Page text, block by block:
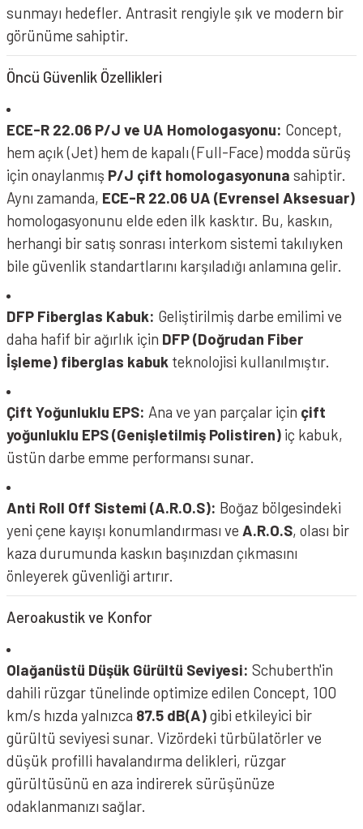
sunmayı hedefler. Antrasit rengiyle şık ve modern bir
görünüme sahiptir.
Öncü Güvenlik Özellikleri
ECE-R 22.06 P/J ve UA Homologasyonu: Concept,
hem açık (Jet) hem de kapalı (Full-Face) modda sürüş
için onaylanmış P/J çift homologasyonuna sahiptir.
Aynı zamanda, ECE-R 22.06 UA (Evrensel Aksesuar)
homologasyonunu elde eden ilk kasktır. Bu, kaskın,
herhangi bir satış sonrası interkom sistemi takılıyken
bile güvenlik standartlarını karşıladığı anlamına gelir.
DFP Fiberglas Kabuk: Geliştirilmiş darbe emilimi ve
daha hafif bir ağırlık için DFP (Doğrudan Fiber
İşleme) fiberglas kabuk teknolojisi kullanılmıştır.
Çift Yoğunluklu EPS: Ana ve yan parçalar için çift
yoğunluklu EPS (Genişletilmiş Polistiren) iç kabuk,
üstün darbe emme performansı sunar.
Anti Roll Off Sistemi (A.R.O.S): Boğaz bölgesindeki
yeni çene kayışı konumlandırması ve A.R.O.S, olası bir
kaza durumunda kaskın başınızdan çıkmasını
önleyerek güvenliği artırır.
Aeroakustik ve Konfor
Olağanüstü Düşük Gürültü Seviyesi: Schuberth'in
dahili rüzgar tünelinde optimize edilen Concept, 100
km/s hızda yalnızca 87.5 dB(A)gibi etkileyici bir
gürültü seviyesi sunar. Vizördeki türbülatörler ve
düşük profilli havalandırma delikleri, rüzgar
gürültüsünü en aza indirerek sürüşünüze
odaklanmanızı sağlar.